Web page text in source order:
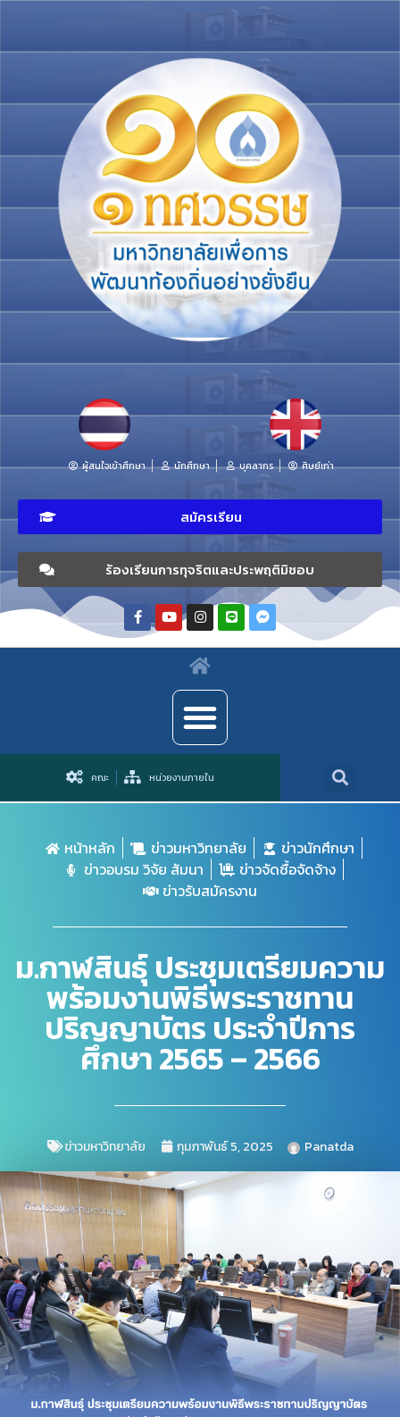
ผู้สนใจเข้าศึกษา นักศึกษา บุคลากร ศิษย์เก่า
สมัครเรียน
ร้องเรียนการทุจริตและประพฤติมิชอบ
คณะ หน่วยงานภายใน
หน้าหลัก ข่าวมหาวิทยาลัย
ข่าวนักศึกษา
ข่าวอบรม วิจัย สัมนา
ข่าวจัดซื้อจัดจ้าง
ข่าวรับสมัครงาน
ม.กาฬสินธุ์ ประชุมเตรียมความ
พร้อมงานพิธีพระราชทาน
ปริญญาบัตร ประจำปีการ
ศึกษา 2565 – 2566
ข่าวมหาวิทยาลัย กุมภาพันธ์ 5, 2025 Panatda